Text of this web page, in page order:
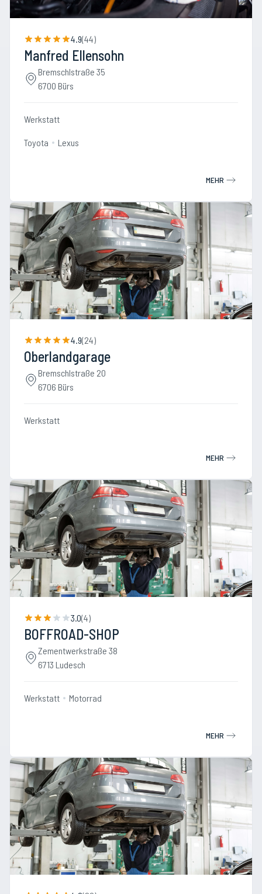
4.9(44)
Manfred Ellensohn
Bremschlstraße 35
6700 Bürs
Werkstatt
Toyota Lexus
MEHR
4.9(24)
Oberlandgarage
Bremschlstraße 20
6706 Bürs
Werkstatt
MEHR
3.0(4)
BOFFROAD-SHOP
Zementwerkstraße 38
6713 Ludesch
Werkstatt Motorrad
MEHR